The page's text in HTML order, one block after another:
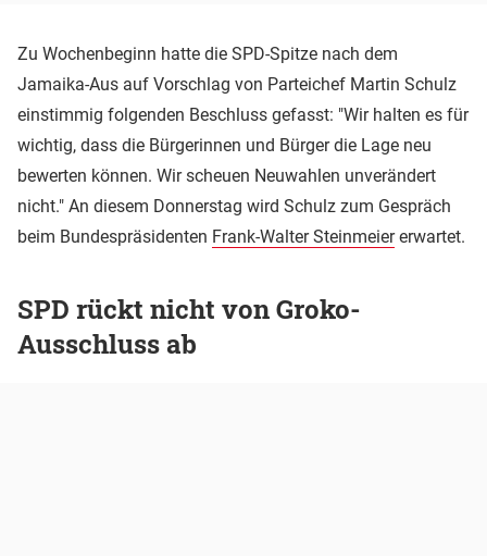
Zu Wochenbeginn hatte die SPD-Spitze nach dem
Jamaika-Aus auf Vorschlag von Parteichef Martin Schulz
einstimmig folgenden Beschluss gefasst: "Wir halten es für
wichtig, dass die Bürgerinnen und Bürger die Lage neu
bewerten können. Wir scheuen Neuwahlen unverändert
nicht." An diesem Donnerstag wird Schulz zum Gespräch
beim Bundespräsidenten Frank-Walter Steinmeiererwartet.
SPD rückt nicht von Groko-
Ausschluss ab